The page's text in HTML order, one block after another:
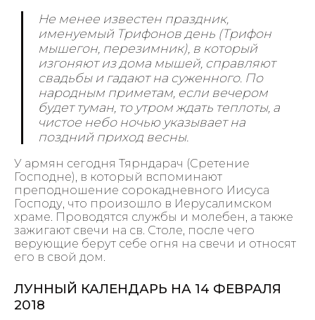
Не менее известен праздник,
именуемый Трифонов день (Трифон
мышегон, перезимник), в который
изгоняют из дома мышей, справляют
свадьбы и гадают на суженного. По
народным приметам, если вечером
будет туман, то утром ждать теплоты, а
чистое небо ночью указывает на
поздний приход весны.
У армян сегодня Тярндарач (Сретение
Господне), в который вспоминают
преподношение сорокадневного Иисуса
Господу, что произошло в Иерусалимском
храме. Проводятся службы и молебен, а также
зажигают свечи на св. Столе, после чего
верующие берут себе огня на свечи и относят
его в свой дом.
ЛУННЫЙ КАЛЕНДАРЬ НА 14 ФЕВРАЛЯ
2018